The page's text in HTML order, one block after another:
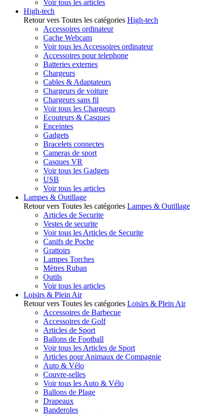
Voir tous les articles
High-tech
Retour vers Toutes les catégories High-tech
Accessoires ordinateur
Cache Webcam
Voir tous les Accessoires ordinateur
Accessoires pour telephone
Batteries externes
Chargeurs
Cables & Adaptateurs
Chargeurs de voiture
Chargeurs sans fil
Voir tous les Chargeurs
Ecouteurs & Casques
Enceintes
Gadgets
Bracelets connectes
Cameras de sport
Casques VR
Voir tous les Gadgets
USB
Voir tous les articles
Lampes & Outillage
Retour vers Toutes les catégories Lampes & Outillage
Articles de Securite
Vestes de securite
Voir tous les Articles de Securite
Canifs de Poche
Grattoirs
Lampes Torches
Mètres Ruban
Outils
Voir tous les articles
Loisirs & Plein Air
Retour vers Toutes les catégories Loisirs & Plein Air
Accessoires de Barbecue
Accessoires de Golf
Articles de Sport
Ballons de Football
Voir tous les Articles de Sport
Articles pour Animaux de Compagnie
Auto & Vélo
Couvre-selles
Voir tous les Auto & Vélo
Ballons de Plage
Drapeaux
Banderoles